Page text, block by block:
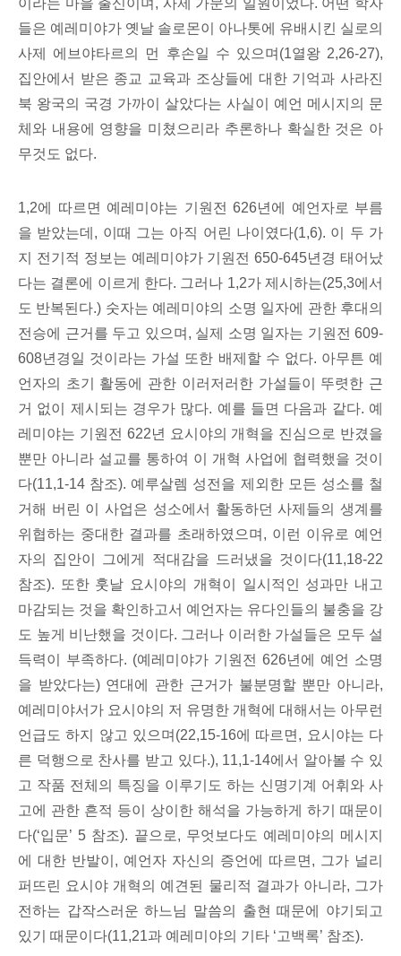
이라는 마을 출신이며, 사제 가문의 일원이었다. 어떤 학자
들은 예레미야가 옛날 솔로몬이 아나톳에 유배시킨 실로의
사제 에브야타르의 먼 후손일 수 있으며(1열왕 2,26-27),
집안에서 받은 종교 교육과 조상들에 대한 기억과 사라진
북 왕국의 국경 가까이 살았다는 사실이 예언 메시지의 문
체와 내용에 영향을 미쳤으리라 추론하나 확실한 것은 아
무것도 없다.
1,2에 따르면 예레미야는 기원전 626년에 예언자로 부름
을 받았는데, 이때 그는 아직 어린 나이였다(1,6). 이 두 가
지 전기적 정보는 예레미야가 기원전 650-645년경 태어났
다는 결론에 이르게 한다. 그러나 1,2가 제시하는(25,3에서
도 반복된다.) 숫자는 예레미야의 소명 일자에 관한 후대의
전승에 근거를 두고 있으며, 실제 소명 일자는 기원전 609-
608년경일 것이라는 가설 또한 배제할 수 없다. 아무튼 예
언자의 초기 활동에 관한 이러저러한 가설들이 뚜렷한 근
거 없이 제시되는 경우가 많다. 예를 들면 다음과 같다. 예
레미야는 기원전 622년 요시야의 개혁을 진심으로 반겼을
뿐만 아니라 설교를 통하여 이 개혁 사업에 협력했을 것이
다(11,1-14 참조). 예루살렘 성전을 제외한 모든 성소를 철
거해 버린 이 사업은 성소에서 활동하던 사제들의 생계를
위협하는 중대한 결과를 초래하였으며, 이런 이유로 예언
자의 집안이 그에게 적대감을 드러냈을 것이다(11,18-22
참조). 또한 훗날 요시야의 개혁이 일시적인 성과만 내고
마감되는 것을 확인하고서 예언자는 유다인들의 불충을 강
도 높게 비난했을 것이다. 그러나 이러한 가설들은 모두 설
득력이 부족하다. (예레미야가 기원전 626년에 예언 소명
을 받았다는) 연대에 관한 근거가 불분명할 뿐만 아니라,
예레미야서가 요시야의 저 유명한 개혁에 대해서는 아무런
언급도 하지 않고 있으며(22,15-16에 따르면, 요시야는 다
른 덕행으로 찬사를 받고 있다.), 11,1-14에서 알아볼 수 있
고 작품 전체의 특징을 이루기도 하는 신명기계 어휘와 사
고에 관한 흔적 등이 상이한 해석을 가능하게 하기 때문이
다(‘입문’ 5 참조). 끝으로, 무엇보다도 예레미야의 메시지
에 대한 반발이, 예언자 자신의 증언에 따르면, 그가 널리
퍼뜨린 요시야 개혁의 예견된 물리적 결과가 아니라, 그가
전하는 갑작스러운 하느님 말씀의 출현 때문에 야기되고
있기 때문이다(11,21과 예레미야의 기타 ‘고백록’ 참조).